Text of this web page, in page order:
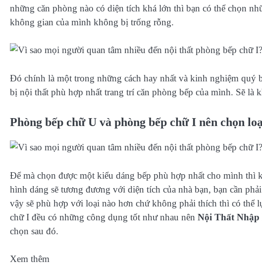
những căn phòng nào có diện tích khá lớn thì bạn có thể chọn
không gian của mình không bị trống rỗng.
Đó chính là một trong những cách hay nhất và kinh nghiệm quý
bị nội thất phù hợp nhất trang trí căn phòng bếp của mình. Sẽ là
Phòng bếp chữ U và phòng bếp chữ I nên chọn
Để mà chọn được một kiểu dáng bếp phù hợp nhất cho mình thì
hình dáng sẽ tương đương với diện tích của nhà bạn, bạn cần
vậy sẽ phù hợp với loại nào hơn chứ không phải thích thì có thể
chữ I đều có những công dụng tốt như nhau nên Nội Thất
chọn sau đó.
Xem thêm